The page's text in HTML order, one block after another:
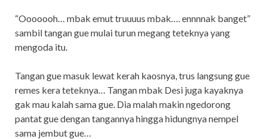
“Ooooooh… mbak emut truuuus mbak…. ennnnak banget”
sambil tangan gue mulai turun megang teteknya yang
mengoda itu.
Tangan gue masuk lewat kerah kaosnya, trus langsung gue
remes kera teteknya… Tangan mbak Desi juga kayaknya
gak mau kalah sama gue. Dia malah makin ngedorong
pantat gue dengan tangannya hingga hidungnya nempel
sama jembut gue…